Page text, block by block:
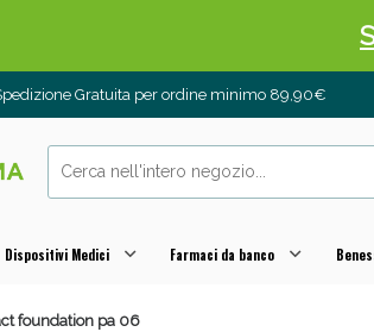
Gratuita per ordine minimo 89,90€
Dispositivi Medici Farmaci da banco
foundation pa 06